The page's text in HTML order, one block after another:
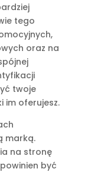
tego
oraz na
twoje
im oferujesz.
marką.
na stronę
być